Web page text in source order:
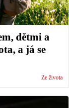
dětmi a
a já se
Ze života